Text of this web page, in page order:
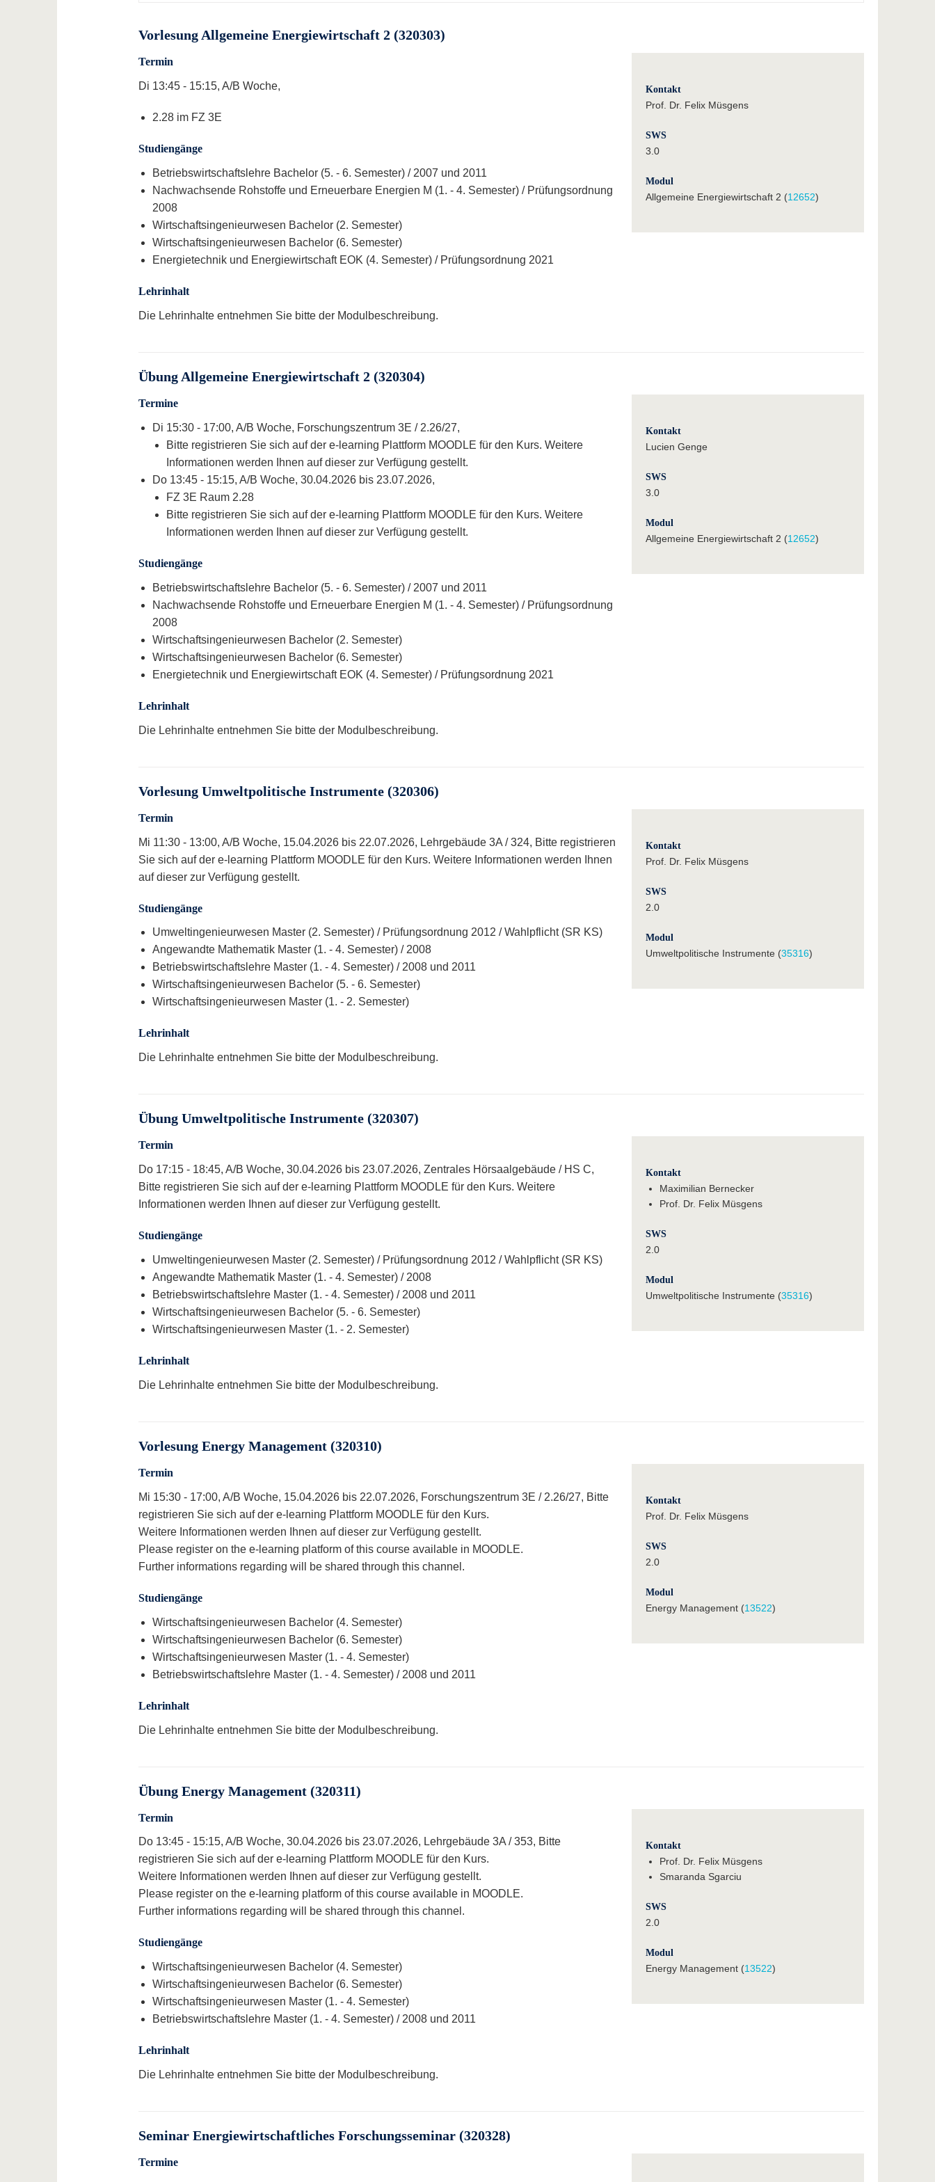
Vorlesung Allgemeine Energiewirtschaft 2 (320303)
Termin
Di 13:45 - 15:15, A/B Woche,
2.28 im FZ 3E
Studiengänge
Betriebswirtschaftslehre Bachelor (5. - 6. Semester) / 2007 und 2011
Nachwachsende Rohstoffe und Erneuerbare Energien M (1. - 4. Semester) / Prüfungsordnung
2008
Wirtschaftsingenieurwesen Bachelor (2. Semester)
Wirtschaftsingenieurwesen Bachelor (6. Semester)
Energietechnik und Energiewirtschaft EOK (4. Semester) / Prüfungsordnung 2021
Lehrinhalt
Die Lehrinhalte entnehmen Sie bitte der Modulbeschreibung.
Kontakt
Prof. Dr. Felix Müsgens
SWS
3.0
Modul
Allgemeine Energiewirtschaft 2 (12652)
Übung Allgemeine Energiewirtschaft 2 (320304)
Termine
Di 15:30 - 17:00, A/B Woche, Forschungszentrum 3E / 2.26/27,
Bitte registrieren Sie sich auf der e-learning Plattform MOODLE für den Kurs. Weitere
Informationen werden Ihnen auf dieser zur Verfügung gestellt.
Do 13:45 - 15:15, A/B Woche, 30.04.2026 bis 23.07.2026,
FZ 3E Raum 2.28
Bitte registrieren Sie sich auf der e-learning Plattform MOODLE für den Kurs. Weitere
Informationen werden Ihnen auf dieser zur Verfügung gestellt.
Studiengänge
Betriebswirtschaftslehre Bachelor (5. - 6. Semester) / 2007 und 2011
Nachwachsende Rohstoffe und Erneuerbare Energien M (1. - 4. Semester) / Prüfungsordnung
2008
Wirtschaftsingenieurwesen Bachelor (2. Semester)
Wirtschaftsingenieurwesen Bachelor (6. Semester)
Energietechnik und Energiewirtschaft EOK (4. Semester) / Prüfungsordnung 2021
Lehrinhalt
Die Lehrinhalte entnehmen Sie bitte der Modulbeschreibung.
Kontakt
Lucien Genge
SWS
3.0
Modul
Allgemeine Energiewirtschaft 2 (12652)
Vorlesung Umweltpolitische Instrumente (320306)
Termin
Mi 11:30 - 13:00, A/B Woche, 15.04.2026 bis 22.07.2026, Lehrgebäude 3A / 324, Bitte registrieren
Sie sich auf der e-learning Plattform MOODLE für den Kurs. Weitere Informationen werden Ihnen
auf dieser zur Verfügung gestellt.
Studiengänge
Umweltingenieurwesen Master (2. Semester) / Prüfungsordnung 2012 / Wahlpflicht (SR KS)
Angewandte Mathematik Master (1. - 4. Semester) / 2008
Betriebswirtschaftslehre Master (1. - 4. Semester) / 2008 und 2011
Wirtschaftsingenieurwesen Bachelor (5. - 6. Semester)
Wirtschaftsingenieurwesen Master (1. - 2. Semester)
Lehrinhalt
Die Lehrinhalte entnehmen Sie bitte der Modulbeschreibung.
Kontakt
Prof. Dr. Felix Müsgens
SWS
2.0
Modul
Umweltpolitische Instrumente (35316)
Übung Umweltpolitische Instrumente (320307)
Termin
Do 17:15 - 18:45, A/B Woche, 30.04.2026 bis 23.07.2026, Zentrales Hörsaalgebäude / HS C,
Bitte registrieren Sie sich auf der e-learning Plattform MOODLE für den Kurs. Weitere
Informationen werden Ihnen auf dieser zur Verfügung gestellt.
Studiengänge
Umweltingenieurwesen Master (2. Semester) / Prüfungsordnung 2012 / Wahlpflicht (SR KS)
Angewandte Mathematik Master (1. - 4. Semester) / 2008
Betriebswirtschaftslehre Master (1. - 4. Semester) / 2008 und 2011
Wirtschaftsingenieurwesen Bachelor (5. - 6. Semester)
Wirtschaftsingenieurwesen Master (1. - 2. Semester)
Lehrinhalt
Die Lehrinhalte entnehmen Sie bitte der Modulbeschreibung.
Kontakt
Maximilian Bernecker
Prof. Dr. Felix Müsgens
SWS
2.0
Modul
Umweltpolitische Instrumente (35316)
Vorlesung Energy Management (320310)
Termin
Mi 15:30 - 17:00, A/B Woche, 15.04.2026 bis 22.07.2026, Forschungszentrum 3E / 2.26/27, Bitte
registrieren Sie sich auf der e-learning Plattform MOODLE für den Kurs.
Weitere Informationen werden Ihnen auf dieser zur Verfügung gestellt.
Please register on the e-learning platform of this course available in MOODLE.
Further informations regarding will be shared through this channel.
Studiengänge
Wirtschaftsingenieurwesen Bachelor (4. Semester)
Wirtschaftsingenieurwesen Bachelor (6. Semester)
Wirtschaftsingenieurwesen Master (1. - 4. Semester)
Betriebswirtschaftslehre Master (1. - 4. Semester) / 2008 und 2011
Lehrinhalt
Die Lehrinhalte entnehmen Sie bitte der Modulbeschreibung.
Kontakt
Prof. Dr. Felix Müsgens
SWS
2.0
Modul
Energy Management (13522)
Übung Energy Management (320311)
Termin
Do 13:45 - 15:15, A/B Woche, 30.04.2026 bis 23.07.2026, Lehrgebäude 3A / 353, Bitte
registrieren Sie sich auf der e-learning Plattform MOODLE für den Kurs.
Weitere Informationen werden Ihnen auf dieser zur Verfügung gestellt.
Please register on the e-learning platform of this course available in MOODLE.
Further informations regarding will be shared through this channel.
Studiengänge
Wirtschaftsingenieurwesen Bachelor (4. Semester)
Wirtschaftsingenieurwesen Bachelor (6. Semester)
Wirtschaftsingenieurwesen Master (1. - 4. Semester)
Betriebswirtschaftslehre Master (1. - 4. Semester) / 2008 und 2011
Lehrinhalt
Die Lehrinhalte entnehmen Sie bitte der Modulbeschreibung.
Kontakt
Prof. Dr. Felix Müsgens
Smaranda Sgarciu
SWS
2.0
Modul
Energy Management (13522)
Seminar Energiewirtschaftliches Forschungsseminar (320328)
Termine